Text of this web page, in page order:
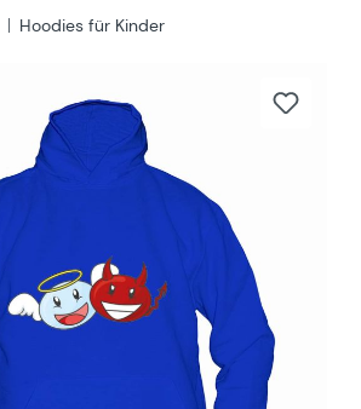
Hoodies für Kinder